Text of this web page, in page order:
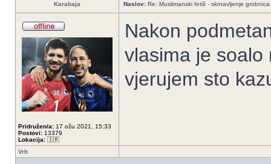
Karabaja Naslov: Re: Muslimanski fetiš - skrnavljenje
Pridružen/a: 17 ožu 2021, 15:33
Postovi: 13379
Lokacija: 🇮🇷
Nakon
vlasima je soalo
vjerujem sto
Vrh